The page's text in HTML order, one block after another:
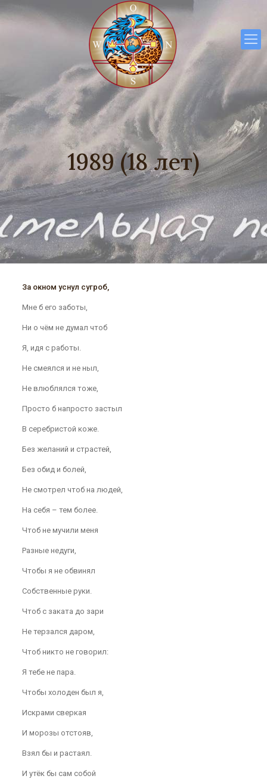
1989 (18 лет)
За окном уснул сугроб,
Мне б его заботы,
Ни о чём не думал чтоб
Я, идя с работы.
Не смеялся и не ныл,
Не влюблялся тоже,
Просто б напросто застыл
В серебристой коже.
Без желаний и страстей,
Без обид и болей,
Не смотрел чтоб на людей,
На себя – тем более.
Чтоб не мучили меня
Разные недуги,
Чтобы я не обвинял
Собственные руки.
Чтоб с заката до зари
Не терзался даром,
Чтоб никто не говорил:
Я тебе не пара.
Чтобы холоден был я,
Искрами сверкая
И морозы отстояв,
Взял бы и растаял.
И утёк бы сам собой